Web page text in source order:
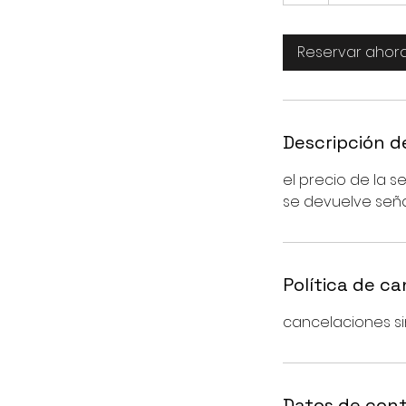
Reservar
Descripción
el precio de la
se devuelve
Política de
cancelaciones